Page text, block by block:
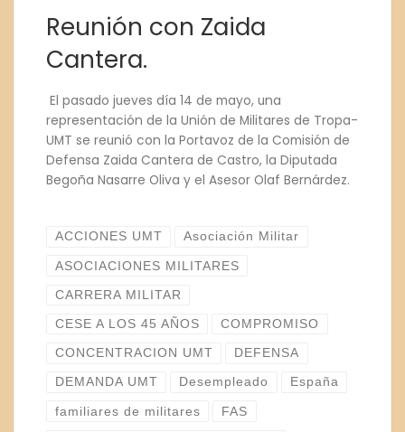
Reunión con Zaida
Cantera.
El pasado jueves día 14 de mayo, una
representación de la Unión de Militares de Tropa-
UMT se reunió con la Portavoz de la Comisión de
Defensa Zaida Cantera de Castro, la Diputada
Begoña Nasarre Oliva y el Asesor Olaf Bernárdez.
ACCIONES UMT Asociación Militar
ASOCIACIONES MILITARES
CARRERA MILITAR
CESE A LOS 45 AÑOS COMPROMISO
CONCENTRACION UMT DEFENSA
DEMANDA UMT Desempleado España
familiares de militares FAS